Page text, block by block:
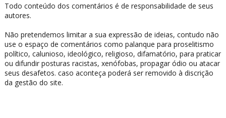
Todo conteúdo dos comentários é de responsabilidade de seus
autores.
Não pretendemos limitar a sua expressão de ideias, contudo não
use o espaço de comentários como palanque para proselitismo
político, calunioso, ideológico, religioso, difamatório, para praticar
ou difundir posturas racistas, xenófobas, propagar ódio ou atacar
seus desafetos. caso aconteça poderá ser removido à discrição
da gestão do site.